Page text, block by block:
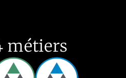
métiers